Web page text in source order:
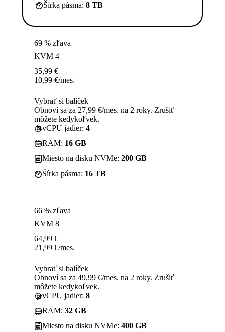
Šírka pásma: 8 TB
69 % zľava
KVM 4
35,99 €
10,99 €/mes.
Vybrať si balíček
Obnoví sa za 27,99 €/mes. na 2 roky. Zrušiť
môžete kedykoľvek.
vCPU jadier: 4
RAM: 16 GB
Miesto na disku NVMe: 200 GB
Šírka pásma: 16 TB
66 % zľava
KVM 8
64,99 €
21,99 €/mes.
Vybrať si balíček
Obnoví sa za 49,99 €/mes. na 2 roky. Zrušiť
môžete kedykoľvek.
vCPU jadier: 8
RAM: 32 GB
Miesto na disku NVMe: 400 GB